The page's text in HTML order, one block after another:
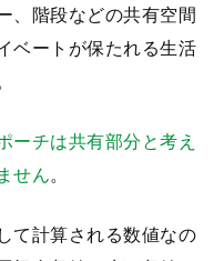
、階段などの共有空間
ベートが保たれる生活
ーチは共有部分と考え
せん。
て計算される数値なの